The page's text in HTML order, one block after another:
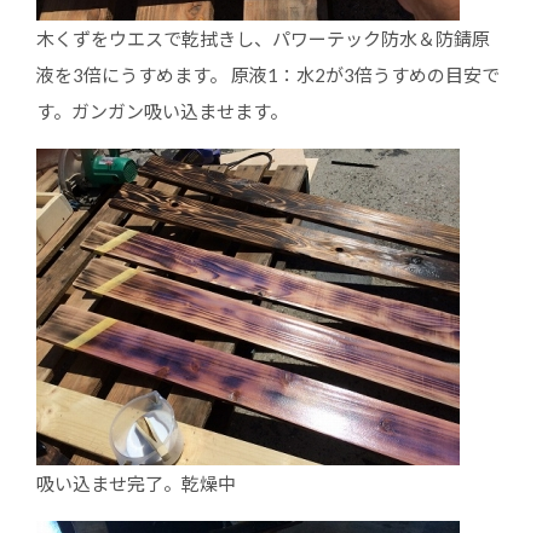
木くずをウエスで乾拭きし、パワーテック防水＆防錆原
液を3倍にうすめます。 原液1：水2が3倍うすめの目安で
す。ガンガン吸い込ませます。
吸い込ませ完了。乾燥中